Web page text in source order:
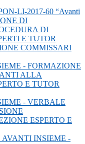
LI-2017-60 “Avanti
DI
DI
E TUTOR
COMMISSARI
- FORMAZIONE
ALLA
E TUTOR
- VERBALE
ESPERTO E
AVANTI INSIEME -